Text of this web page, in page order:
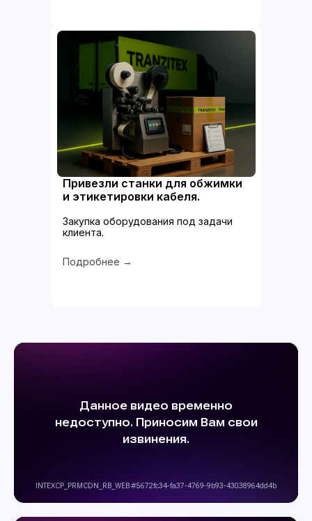
Привезли станки для обжимки
и этикетировки кабеля.
Закупка оборудования под задачи
клиента.
Подробнее →